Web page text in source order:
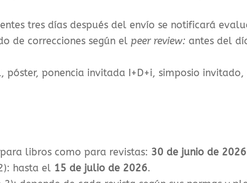
tres días después del envío se notificará
de correcciones según el peer review: antes del
ponencia invitada I+D+i, simposio
libros como para revistas: 30 de junio de 2026
hasta el 15 de julio de 2026.